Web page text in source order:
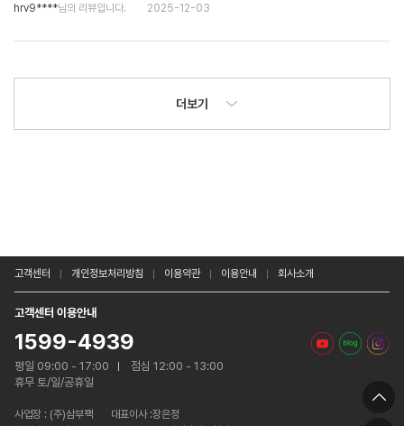
hrv9****님의 리뷰입니다. 2025-12-03
더보기
고객센터 개인정보처리방침 이용약관 이용안내 회사소개
고객센터 이용안내
1599-4939
평일 09:00 - 17:00
점심 12:00 - 13:00
휴무 토/일/공휴일
사업장 : (주)삼부팩
대표이사 :장은정